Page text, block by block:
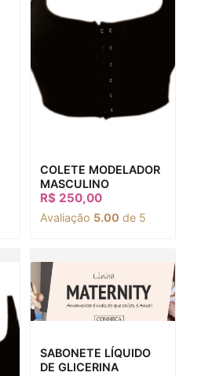
COLETE MODELADOR
MASCULINO
R$ 250,00
Avaliação 5.00 de 5
SABONETE LÍQUIDO
DE GLICERINA